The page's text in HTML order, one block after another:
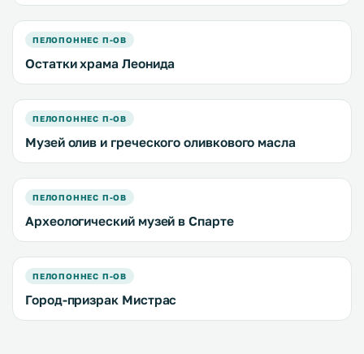
ПЕЛОПОННЕС П-ОВ
Остатки храма Леонида
ПЕЛОПОННЕС П-ОВ
Музей олив и греческого оливкового масла
ПЕЛОПОННЕС П-ОВ
Археологический музей в Спарте
ПЕЛОПОННЕС П-ОВ
Город-призрак Мистрас